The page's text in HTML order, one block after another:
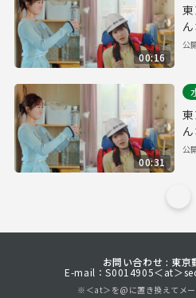
00:16
公
00:31
公
お問い合わせ : 東京
E-mail：S0014905＜at＞
※＜at＞を@に置き換えてメー